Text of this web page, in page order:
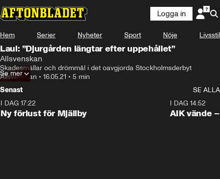
Logga in
Hem Serier Nyheter Sport Nöje Livsstil
Laul: ”Djurgården längtar efter uppehållet”
Allsvenskan
Skadesmällar och drömmål i det oavgjorda Stockholmsderbyt
Allsvenskan • 16.05.21 • 5 min
Se mer
Senast
SE ALLA
I DAG 17:22
Ny förlust för Mjällby
I DAG 14:52
AIK vände